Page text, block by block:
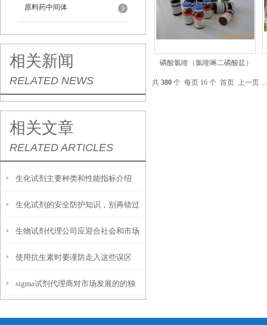
原料药中间体
相关新闻
RELATED NEWS
相关文章
RELATED ARTICLES
生化试剂主要种类和性能指标介绍
生化试剂的安全防护知识，别再错过
了！
生物试剂代理公司应迎合社会和市场
的发展潮流
使用抗生素时要谨防走入这些误区
sigma试剂代理商对市场发展的的独
磷酸氯喹（氯喹啉二磷酸盐）
共 380 个 每页 16 个 首页 上一页 ...